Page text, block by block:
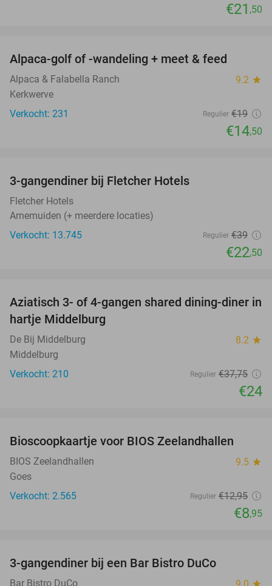
€21 ,50
Alpaca-golf of -wandeling + meet & feed
Alpaca & Falabella Ranch 9.2 star
Kerkwerve
Verkocht: 231
Regulier €19
€14,50
3-gangendiner bij Fletcher Hotels
Fletcher Hotels
Arnemuiden (+ meerdere locaties)
Verkocht: 13.745
Regulier €39
€22,50
36%
Aziatisch 3- of 4-gangen shared dining-diner in
hartje Middelburg
De Bij Middelburg 8.2 star
Middelburg
Verkocht: 210
Regulier €37,75
€24
Bioscoopkaartje voor BIOS Zeelandhallen
BIOS Zeelandhallen 9.5 star
Goes
Verkocht: 2.565
Regulier €12,95
€8,95
3-gangendiner bij een Bar Bistro DuCo
Bar Bistro DuCo star